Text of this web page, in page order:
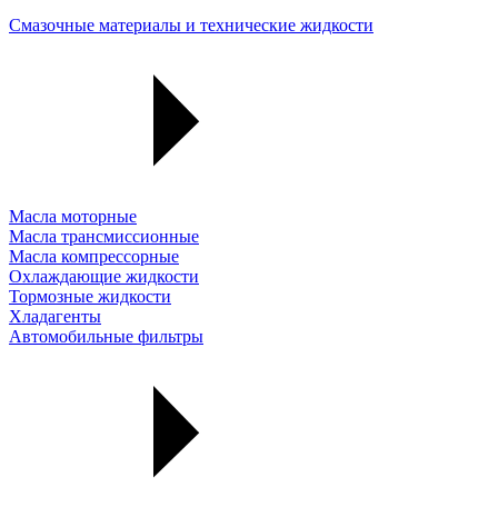
Смазочные материалы и технические жидкости
Масла моторные
Масла трансмиссионные
Масла компрессорные
Охлаждающие жидкости
Тормозные жидкости
Хладагенты
Автомобильные фильтры